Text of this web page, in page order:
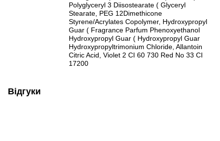
Polyglyceryl 3 Diisostearate ( Glyceryl
Stearate, PEG 12Dimethicone
Styrene/Acrylates Copolymer, Hydroxypropyl
Guar ( Fragrance Parfum Phenoxyethanol
Hydroxypropyl Guar ( Hydroxypropyl Guar
Hydroxypropyltrimonium Chloride, Allantoin
Citric Acid, Violet 2 CI 60 730 Red No 33 CI
17200
Відгуки